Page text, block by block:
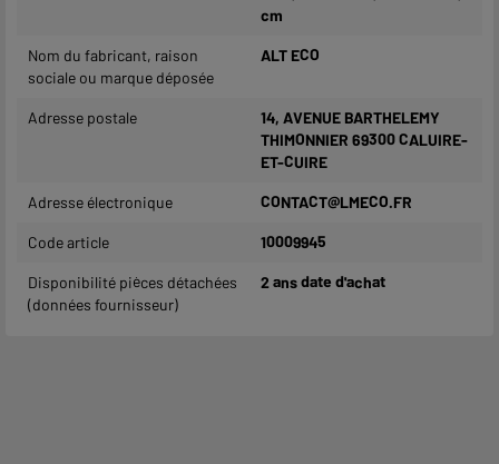
cm
Nom du fabricant, raison
sociale ou marque déposée
ALT ECO
Adresse postale
14, AVENUE BARTHELEMY
THIMONNIER 69300 CALUIRE-
ET-CUIRE
Adresse électronique CONTACT@LMECO.FR
Code article 10009945
Disponibilité pièces détachées
(données fournisseur)
2 ans date d'achat